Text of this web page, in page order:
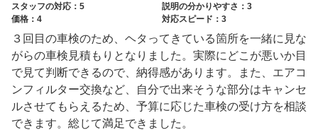
スタッフの対応：5
説明の分かりやすさ：3
価格：4
対応スピード：3
３回目の車検のため、ヘタってきている箇所を一緒に見な
がらの車検見積もりとなりました。実際にどこが悪いか目
で見て判断できるので、納得感があります。また、エアコ
ンフィルター交換など、自分で出来そうな部分はキャンセ
ルさせてもらえるため、予算に応じた車検の受け方を相談
できます。総じて満足できました。